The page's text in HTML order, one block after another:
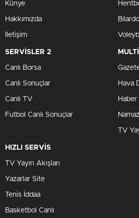
Künye
Hakkımızda
İletişim
SERVİSLER 2
Canlı Borsa
Canlı Sonuçlar
Canlı TV
Futbol Canlı Sonuçlar
Hava
TV
HIZLI SERVİS
TV Yayın Akışları
Yazarlar Site
Tenis İddaa
Basketbol Canlı